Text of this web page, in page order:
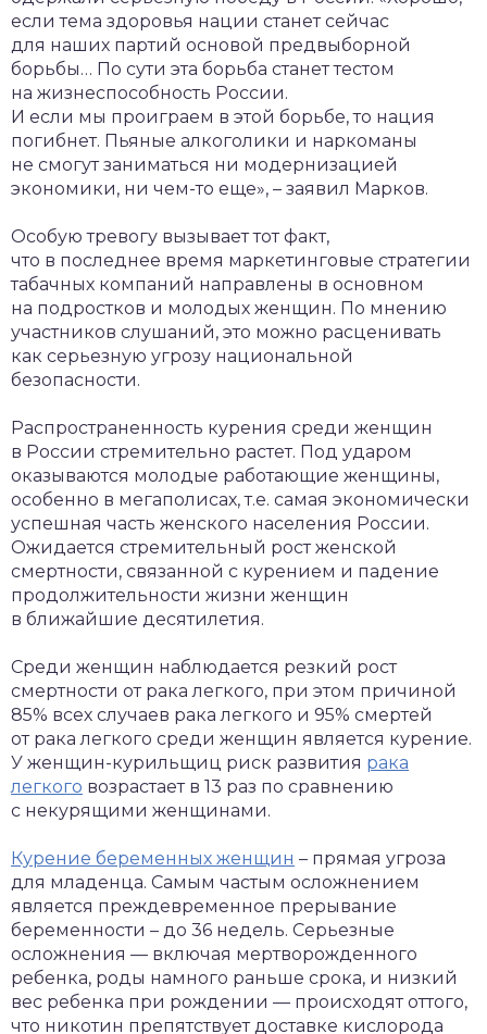
если тема здоровья нации станет сейчас
для наших партий основой предвыборной
борьбы… По сути эта борьба станет тестом
на жизнеспособность России.
И если мы проиграем в этой борьбе, то нация
погибнет. Пьяные алкоголики и наркоманы
не смогут заниматься ни модернизацией
экономики, ни чем-то еще», – заявил Марков.
Особую тревогу вызывает тот факт,
что в последнее время маркетинговые стратегии
табачных компаний направлены в основном
на подростков и молодых женщин. По мнению
участников слушаний, это можно расценивать
как серьезную угрозу национальной
безопасности.
Распространенность курения среди женщин
в России стремительно растет. Под ударом
оказываются молодые работающие женщины,
особенно в мегаполисах, т.е. самая экономически
успешная часть женского населения России.
Ожидается стремительный рост женской
смертности, связанной с курением и падение
продолжительности жизни женщин
в ближайшие десятилетия.
Среди женщин наблюдается резкий рост
смертности от рака легкого, при этом причиной
85% всех случаев рака легкого и 95% смертей
от рака легкого среди женщин является курение.
У женщин-курильщиц риск развития рака
легкого возрастает в 13 раз по сравнению
с некурящими женщинами.
Курение беременных женщин – прямая угроза
для младенца. Самым частым осложнением
является преждевременное прерывание
беременности – до 36 недель. Серьезные
осложнения — включая мертворожденного
ребенка, роды намного раньше срока, и низкий
вес ребенка при рождении — происходят оттого,
что никотин препятствует доставке кислорода